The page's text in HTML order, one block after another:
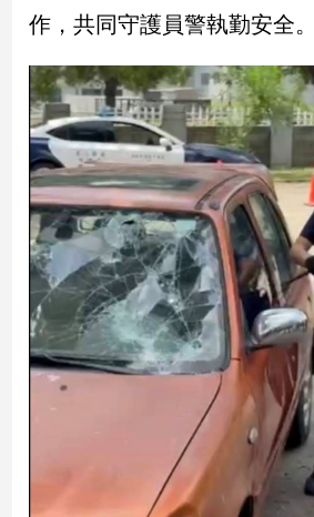
國
會
焦
點
觀
點
兩
岸/
國
際
社
會/
冠
作，共同守護員警執勤安全。